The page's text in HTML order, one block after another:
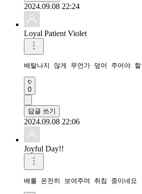
2024.09.08 22:24
Loyal Patient Violet
배탈나지 않게 무언가 덮어 주어야
0
답글 쓰기
2024.09.08 22:06
Joyful Day!!
배를 온전히 보여주며 취침 중이네요